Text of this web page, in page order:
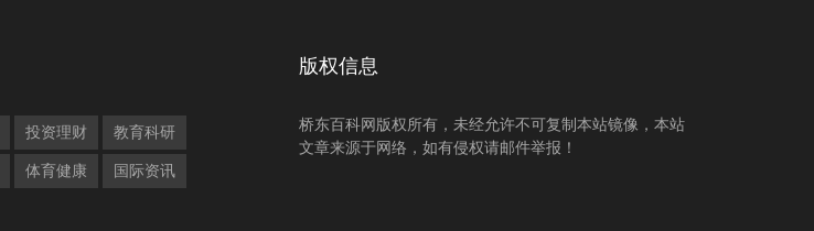
投资理财 教育科研
体育健康 国际资讯
版权信息
桥东百科网版权所有，未经允许不可复制本站镜像，本站
文章来源于网络，如有侵权请邮件举报！